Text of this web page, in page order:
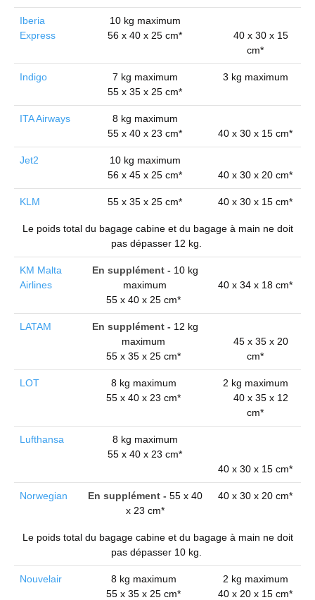
Iberia
Express
10 kg maximum
56 x 40 x 25 cm*
40 x 30 x 15
cm*
Indigo
7 kg maximum
55 x 35 x 25 cm*
3 kg maximum
ITA Airways
8 kg maximum
55 x 40 x 23 cm*
40 x 30 x 15 cm*
Jet2
10 kg maximum
56 x 45 x 25 cm*
40 x 30 x 20 cm*
KLM 55 x 35 x 25 cm* 40 x 30 x 15 cm*
Le poids total du bagage cabine et du bagage à main ne doit
pas dépasser 12 kg.
KM Malta
Airlines
En supplément - 10 kg
maximum
55 x 40 x 25 cm*
40 x 34 x 18 cm*
LATAM En supplément - 12 kg
maximum
55 x 35 x 25 cm*
45 x 35 x 20
cm*
LOT
8 kg maximum
55 x 40 x 23 cm*
2 kg maximum
40 x 35 x 12
cm*
Lufthansa
8 kg maximum
55 x 40 x 23 cm*
40 x 30 x 15 cm*
Norwegian En supplément - 55 x 40
x 23 cm*
40 x 30 x 20 cm*
Le poids total du bagage cabine et du bagage à main ne doit
pas dépasser 10 kg.
Nouvelair
8 kg maximum
55 x 35 x 25 cm*
2 kg maximum
40 x 20 x 15 cm*